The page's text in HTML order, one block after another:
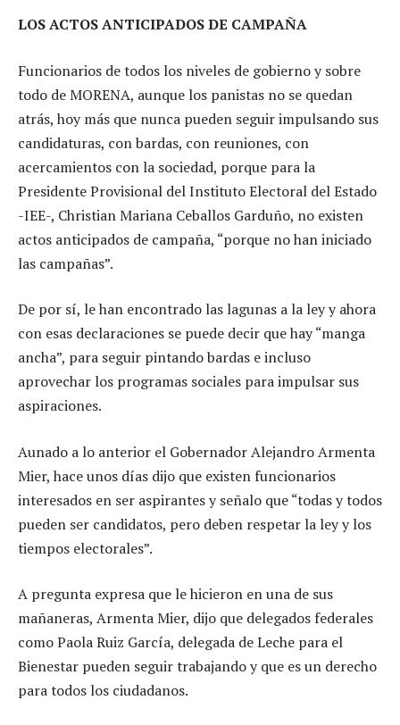
LOS ACTOS ANTICIPADOS DE CAMPAÑA
Funcionarios de todos los niveles de gobierno y sobre
todo de MORENA, aunque los panistas no se quedan
atrás, hoy más que nunca pueden seguir impulsando sus
candidaturas, con bardas, con reuniones, con
acercamientos con la sociedad, porque para la
Presidente Provisional del Instituto Electoral del Estado
-IEE-, Christian Mariana Ceballos Garduño, no existen
actos anticipados de campaña, “porque no han iniciado
las campañas”.
De por sí, le han encontrado las lagunas a la ley y ahora
con esas declaraciones se puede decir que hay “manga
ancha”, para seguir pintando bardas e incluso
aprovechar los programas sociales para impulsar sus
aspiraciones.
Aunado a lo anterior el Gobernador Alejandro Armenta
Mier, hace unos días dijo que existen funcionarios
interesados en ser aspirantes y señalo que “todas y todos
pueden ser candidatos, pero deben respetar la ley y los
tiempos electorales”.
A pregunta expresa que le hicieron en una de sus
mañaneras, Armenta Mier, dijo que delegados federales
como Paola Ruiz García, delegada de Leche para el
Bienestar pueden seguir trabajando y que es un derecho
para todos los ciudadanos.